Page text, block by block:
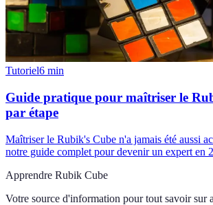
Tutoriel6 min
Guide pratique pour maîtriser le
par étape
Maîtriser le Rubik's Cube n'a jamais été aussi
notre guide complet pour devenir un expert en
Apprendre Rubik Cube
Votre source d'information pour tout savoir sur